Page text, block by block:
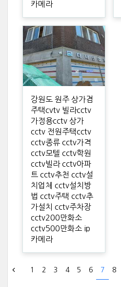
카메라
강원도 원주 상가겸
주택cvtv 빌라cctv
가정용cctv 상가
cctv 전원주택cctv
cctv종류 cctv가격
cctv모텔 cctv학원
cctv빌라 cctv아파
트 cctv추천 cctv설
치업체 cctv설치방
법 cctv주택 cctv추
가설치 cctv주차장
cctv200만화소
cctv500만화소 ip
카메라
1 2 3 4 5 6 7 8